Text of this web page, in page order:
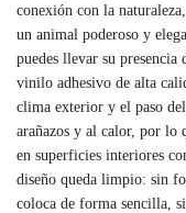
conexión con la
un animal poderoso y
puedes llevar su presencia
vinilo adhesivo de alta
clima exterior y el paso
arañazos y al calor, por lo
en superficies interiores
diseño queda limpio: sin
coloca de forma sencilla,